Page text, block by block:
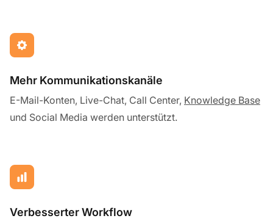
Mehr Kommunikationskanäle
E-Mail-Konten, Live-Chat, Call Center, Knowledge Base
und Social Media werden unterstützt.
Verbesserter Workflow